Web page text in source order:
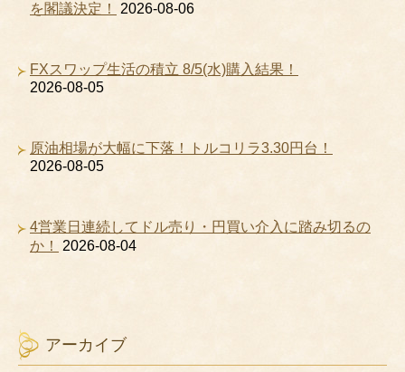
を閣議決定！
2026-08-06
FXスワップ生活の積立 8/5(水)購入結果！
2026-08-05
原油相場が大幅に下落！トルコリラ3.30円台！
2026-08-05
4営業日連続してドル売り・円買い介入に踏み切るの
か！
2026-08-04
アーカイブ